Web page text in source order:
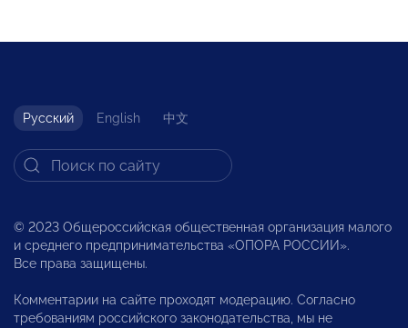
Русский English 中文
© 2023 Общероссийская общественная организация малого
и среднего предпринимательства «ОПОРА РОССИИ».
Все права защищены.
Комментарии на сайте проходят модерацию. Согласно
требованиям российского законодательства, мы не